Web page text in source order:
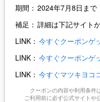
期間： 2024年7月8日まで
補足： 詳細は下記サイト
LINK： 今すぐクーポンゲ
LINK： 今すぐクーポンゲ
LINK： 今すぐマツキヨコ
クーポンの内容や利用条件
ご利用前に必ず公式サイトや